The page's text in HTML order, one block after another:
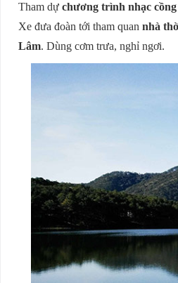
Tham dự chương trình nhạc
Xe đưa đoàn tới tham quan nhà
Lâm. Dùng cơm trưa, nghỉ ngơi.